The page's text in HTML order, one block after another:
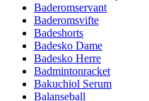
Baderomservant
Baderomsvifte
Badeshorts
Badesko Dame
Badesko Herre
Badmintonracket
Bakuchiol Serum
Balanseball